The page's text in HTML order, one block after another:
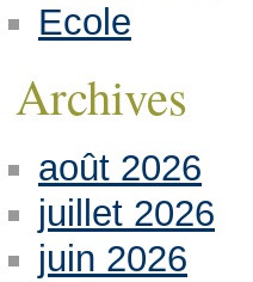
Ecole
Archives
août 2026
juillet 2026
juin 2026